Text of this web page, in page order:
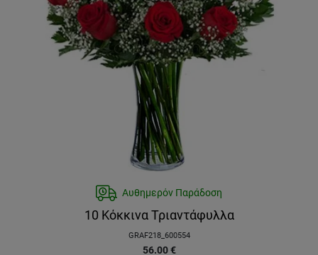
Αυθημερόν Παράδοση
10 Κόκκινα Τριαντάφυλλα
GRAF218_600554
56.00 €